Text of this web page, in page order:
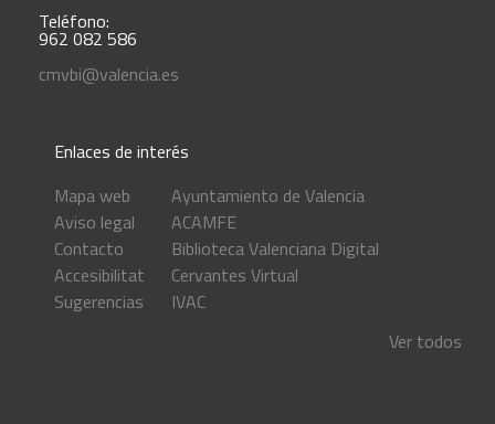
Teléfono:
962 082 586
cmvbi@valencia.es
Enlaces de interés
Mapa web
Aviso legal
Contacto
Accesibilitat
Sugerencias
Ayuntamiento de Valencia
ACAMFE
Biblioteca Valenciana Digital
Cervantes Virtual
IVAC
Ver todos